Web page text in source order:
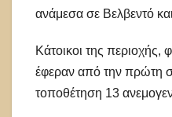
ανάμεσα σε Βελβεντό
Κάτοικοι της περιοχής,
έφεραν από την πρώτη
τοποθέτηση 13